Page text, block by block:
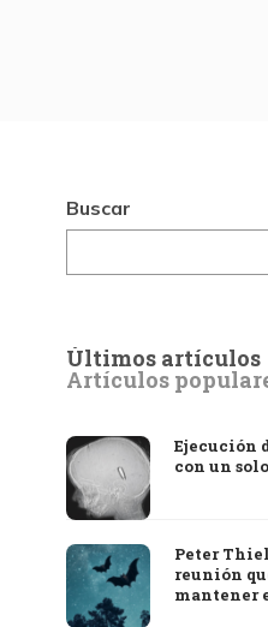
Buscar
Últimos artículos
Artículos
Ejecución
con un
Peter
reunión
mantener